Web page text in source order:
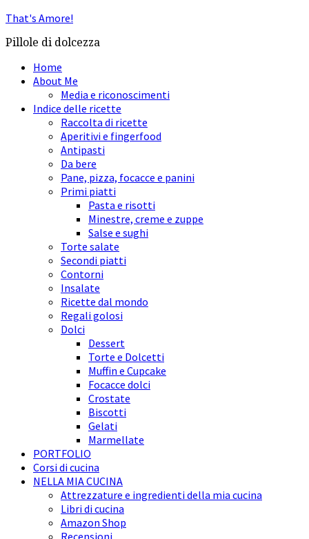
That's Amore!
Pillole di dolcezza
Home
About Me
Media e riconoscimenti
Indice delle ricette
Raccolta di ricette
Aperitivi e fingerfood
Antipasti
Da bere
Pane, pizza, focacce e panini
Primi piatti
Pasta e risotti
Minestre, creme e zuppe
Salse e sughi
Torte salate
Secondi piatti
Contorni
Insalate
Ricette dal mondo
Regali golosi
Dolci
Dessert
Torte e Dolcetti
Muffin e Cupcake
Focacce dolci
Crostate
Biscotti
Gelati
Marmellate
PORTFOLIO
Corsi di cucina
NELLA MIA CUCINA
Attrezzature e ingredienti della mia cucina
Libri di cucina
Amazon Shop
Recensioni